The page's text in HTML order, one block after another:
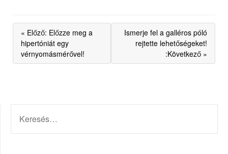
« Előző: Előzze meg a
hipertóniát egy
vérnyomásmérővel!
Ismerje fel a galléros póló
rejtette lehetőségeket!
:Következő »